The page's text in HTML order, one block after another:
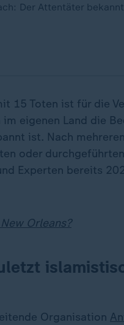
Der Attentäter
15 Toten ist für die
eigenen Land die
ist. Nach
oder
Experten bereits
Orleans?
Organisation